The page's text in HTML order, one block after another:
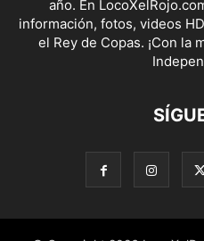
año. En
información, fotos, videos
el Rey de Copas. ¡Con la